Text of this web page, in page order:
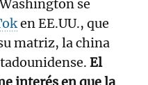
se
en EE.UU., que
matriz, la china
El
interés en que la